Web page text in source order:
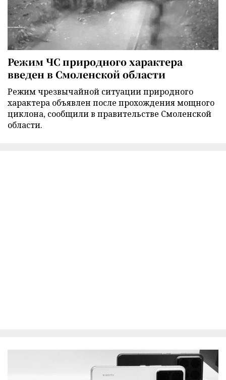
Режим ЧС природного характера
введен в Смоленской области
Режим чрезвычайной ситуации природного
характера объявлен после прохождения мощного
циклона, сообщили в правительстве Смоленской
области.